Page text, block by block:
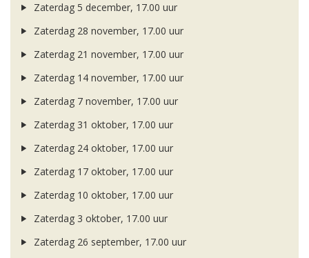
Zaterdag 5 december, 17.00 uur
Zaterdag 28 november, 17.00 uur
Zaterdag 21 november, 17.00 uur
Zaterdag 14 november, 17.00 uur
Zaterdag 7 november, 17.00 uur
Zaterdag 31 oktober, 17.00 uur
Zaterdag 24 oktober, 17.00 uur
Zaterdag 17 oktober, 17.00 uur
Zaterdag 10 oktober, 17.00 uur
Zaterdag 3 oktober, 17.00 uur
Zaterdag 26 september, 17.00 uur